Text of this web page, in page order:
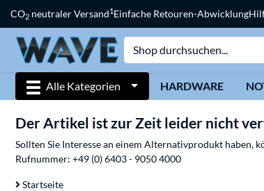
CO2 neutraler Versand1Einfache Retouren-Abwicklung
Alle Kategorien HARDWARE
Der Artikel ist zur Zeit leider nicht
Sollten Sie Interesse an einem Alternativprodukt haben,
Rufnummer: +49 (0) 6403 - 9050 4000
Startseite